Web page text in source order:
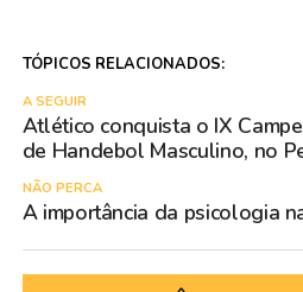
TÓPICOS RELACIONADOS:
A SEGUIR
Atlético conquista o IX
de Handebol Masculino, no
NÃO PERCA
A importância da psicologia